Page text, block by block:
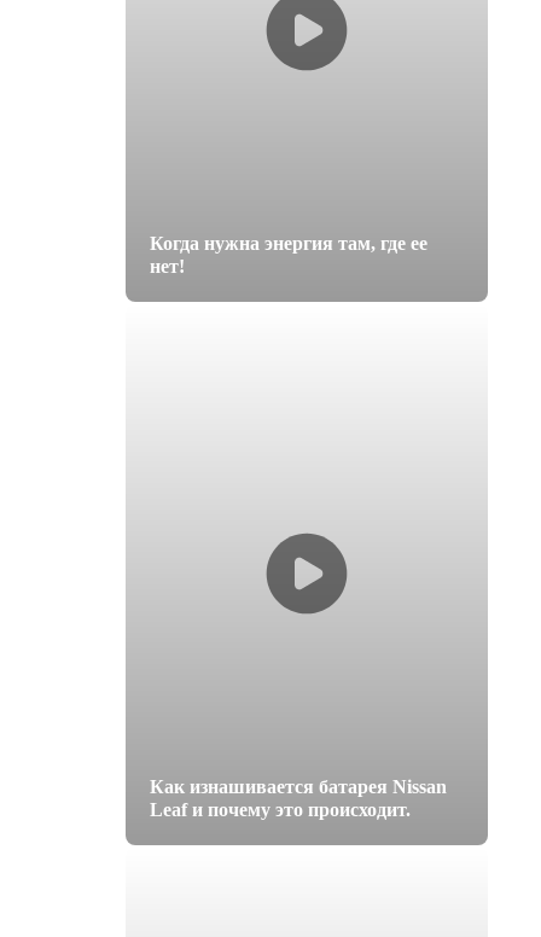
Когда нужна энергия там, где ее
нет!
Как изнашивается батарея Nissan
Leaf и почему это происходит.